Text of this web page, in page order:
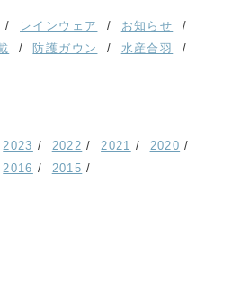
レインウェア
お知らせ
防護ガウン 水産合羽
2023 2022 2021
2020
2016 2015